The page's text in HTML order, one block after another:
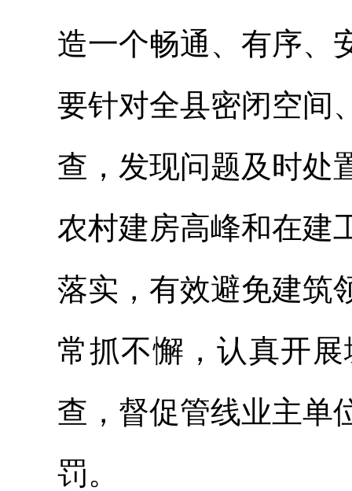
造一个畅通、有序、
要针对全县密闭空间
查，发现问题及时处
农村建房高峰和在建
落实，有效避免建筑
常抓不懈，认真开
查，督促管线业主单
罚。